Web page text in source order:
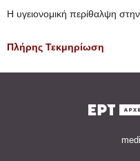
Η υγειονομική περίθαλψη
Πλήρης Τεκμηρίωση